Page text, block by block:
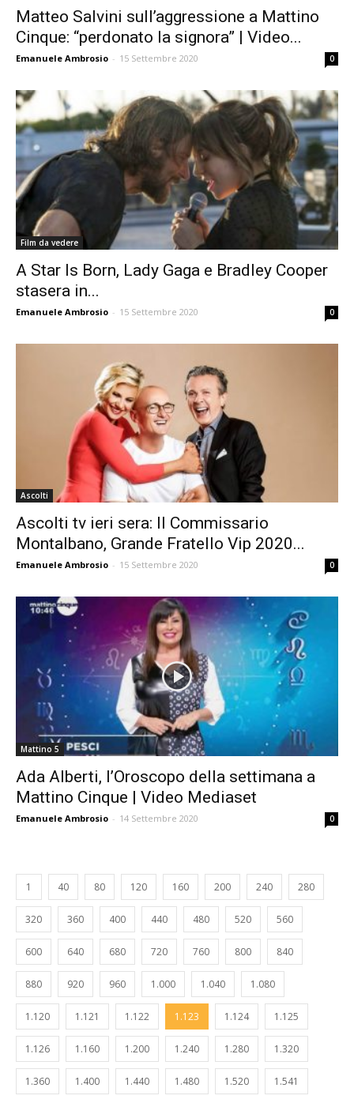
Matteo Salvini sull’aggressione a Mattino
Cinque: “perdonato la signora” | Video...
Emanuele Ambrosio - 15 Settembre 2020 0
Film da vedere
A Star Is Born, Lady Gaga e Bradley Cooper
stasera in...
Emanuele Ambrosio - 15 Settembre 2020 0
Ascolti
Ascolti tv ieri sera: Il Commissario
Montalbano, Grande Fratello Vip 2020...
Emanuele Ambrosio - 15 Settembre 2020 0
Mattino 5
Ada Alberti, l’Oroscopo della settimana a
Mattino Cinque | Video Mediaset
Emanuele Ambrosio - 14 Settembre 2020 0
1 40 80 120 160 200 240 280
320 360 400 440 480 520 560
600 640 680 720 760 800 840
880 920 960 1.000 1.040 1.080
1.120 1.121 1.122 1.123 1.124 1.125
1.126 1.160 1.200 1.240 1.280 1.320
1.360 1.400 1.440 1.480 1.520 1.541